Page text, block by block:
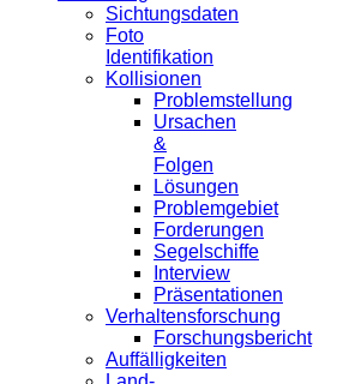
Sichtungsdaten
Foto
Identifikation
Kollisionen
Problemstellung
Ursachen
&
Folgen
Lösungen
Problemgebiet
Forderungen
Segelschiffe
Interview
Präsentationen
Verhaltensforschung
Forschungsbericht
Auffälligkeiten